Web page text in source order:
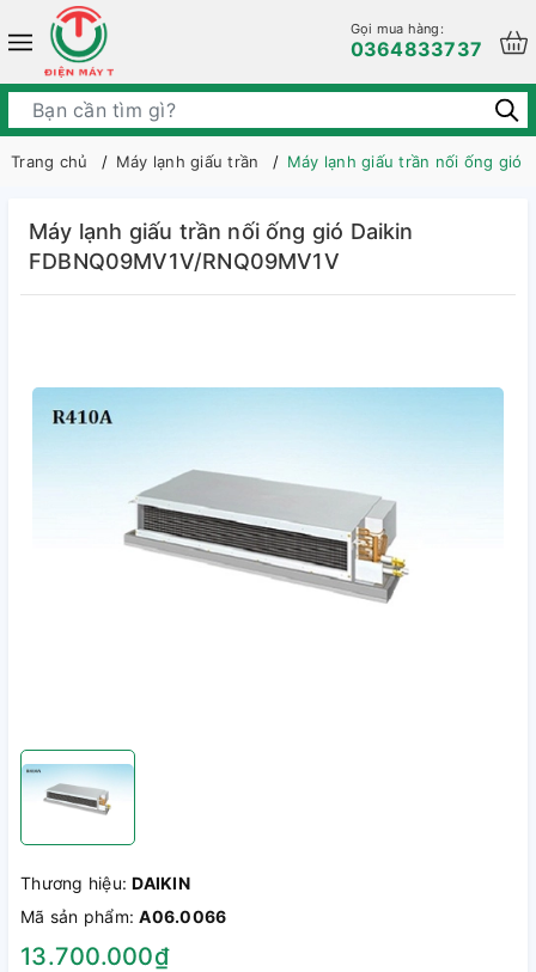
Gọi mua hàng:
0364833737
Trang chủ Máy lạnh giấu trần Máy lạnh giấu trần nối ống gió
Máy lạnh giấu trần nối ống gió Daikin
FDBNQ09MV1V/RNQ09MV1V
Thương hiệu:DAIKIN
Mã sản phẩm:A06.0066
13.700.000₫